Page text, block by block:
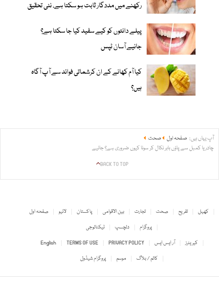
رکھنے میں مددگار ثابت ہو سکتا ہے، نئی تحقیق
پیلے دانتوں کو کیے سفید کیا جا سکتا ہے؟
جانیے آسان ٹپس
کیا آم کھانے کے ان کرشماتی فوائد سے آپ آگاہ
ہیں؟
آپ یہاں ہیں: صفحہ اول
صحت
چادر یا کمبل سے پاؤں باہر نکال کر سونا کیوں ضروری ہے؟ جانیے
BACK TO TOP
صفحہ اول لائیو پاکستان بین الاقوامی تجارت صحت تفریح
کھیل
ٹیکنالوجی
دلچسپ
پروگرام
English
TERMS OF USE PRIVACY POLICY آر ایس ایس
کیریئرز
پروگرام شیڈول
موسم کالم / بلاگ